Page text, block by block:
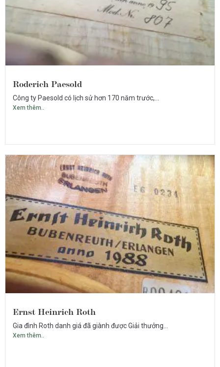
Roderich Paesold
Công ty Paesold có lịch sử hơn 170 năm trước,...
Xem thêm..
Ernst Heinrich Roth
Gia đình Roth danh giá đã giành được Giải thưởng...
Xem thêm..